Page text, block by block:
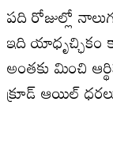
పది రోజుల్లో
ఇది యాధృచ్ఛికం
అంత‌కు మించి
క్రూడ్ ఆయిల్